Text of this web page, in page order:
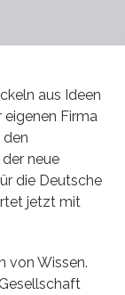
aus Ideen
Firma
den
neue
die Deutsche
jetzt mit
von Wissen.